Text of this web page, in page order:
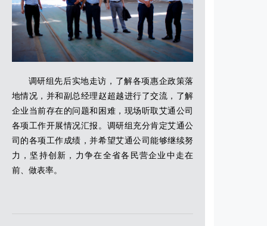
调研组先后实地走访，了解各项惠企政策落
地情况，并和副总经理赵超越进行了交流，了解
企业当前存在的问题和困难，现场听取艾通公司
各项工作开展情况汇报。调研组充分肯定艾通公
司的各项工作成绩，并希望艾通公司能够继续努
力，坚持创新，力争在全省各民营企业中走在
前、做表率。